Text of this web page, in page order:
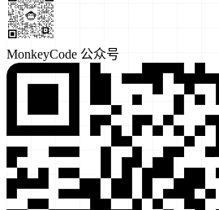
MonkeyCode 公众号